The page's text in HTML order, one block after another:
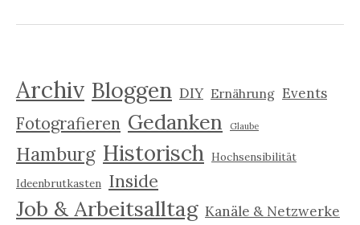
Archiv Bloggen DIY Ernährung Events
Fotografieren Gedanken Glaube
Hamburg Historisch Hochsensibilität
Ideenbrutkasten Inside
Job & Arbeitsalltag Kanäle & Netzwerke